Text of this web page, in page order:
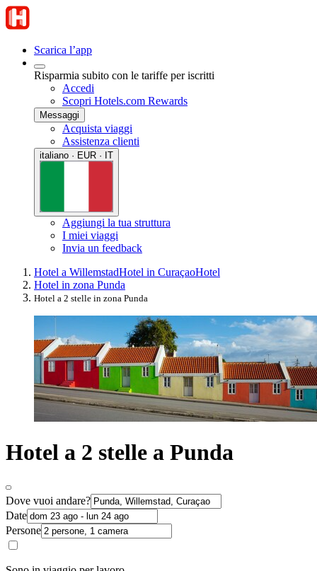
Scarica l’app
Risparmia subito con le tariffe per iscritti
Accedi
Scopri Hotels.com Rewards
Messaggi
Acquista viaggi
Assistenza clienti
italiano · EUR · IT
Aggiungi la tua struttura
I miei viaggi
Invia un feedback
Hotel a WillemstadHotel in CuraçaoHotel
Hotel in zona Punda
Hotel a 2 stelle in zona Punda
Hotel a 2 stelle a Punda
Dove vuoi andare?
Date
Persone